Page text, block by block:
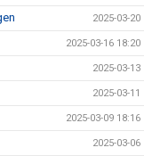
2025-03-20
2025-03-16 18:20
2025-03-13
2025-03-11
2025-03-09 18:16
2025-03-06